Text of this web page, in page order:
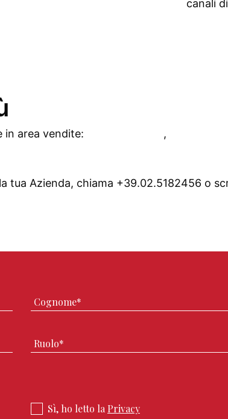
canali
in area vendite: ,
tua Azienda, chiama +39.02.5182456 o
Sì, ho letto la Privacy